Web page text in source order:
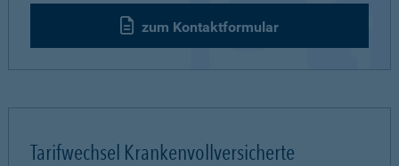
zum Kontaktformular
Tarifwechsel Krankenvollversicherte